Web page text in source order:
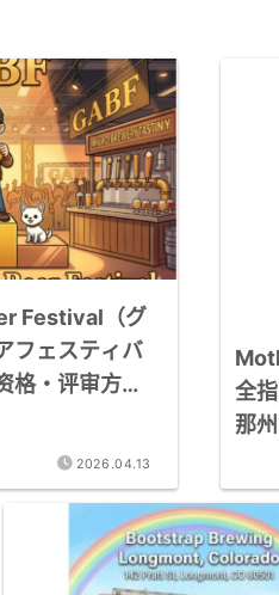
Festival（グ
フェスティバ
格・评审方
2026.04.13
全
那